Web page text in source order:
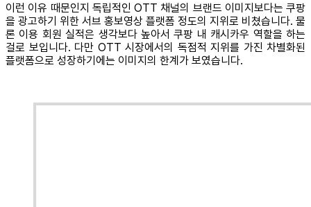
이런 이유 때문인지 독립적인 OTT 채널의 브랜드 이미지보다는 쿠팡
을 광고하기 위한 서브 홍보영상 플랫폼 정도의 지위로 비쳤습니다. 물
론 이용 회원 실적은 생각보다 높아서 쿠팡 내 캐시카우 역할을 하는
걸로 보입니다. 다만 OTT 시장에서의 독점적 지위를 가진 차별화된
플랫폼으로 성장하기에는 이미지의 한계가 보였습니다.